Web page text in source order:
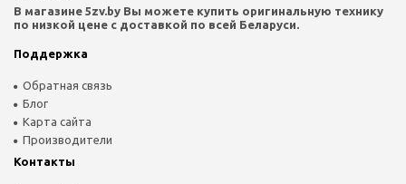
В магазине 5zv.by Вы можете купить оригинальную технику
по низкой цене с доставкой по всей Беларуси.
Поддержка
Обратная связь
Блог
Карта сайта
Производители
Контакты